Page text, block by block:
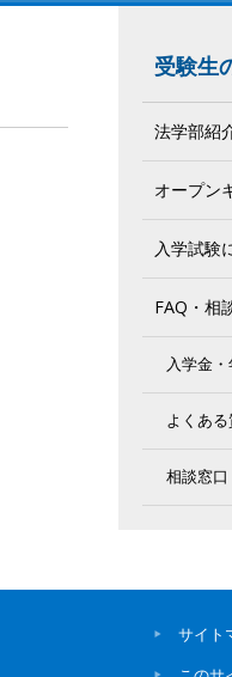
受験生
法学部紹
オープン
入学試験
FAQ・相
入学金
よくあ
相談窓口
サイト